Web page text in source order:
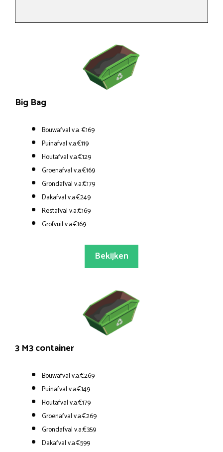
Big Bag
Bouwafval v.a. €169
Puinafval v.a.€119
Houtafval v.a.€129
Groenafval v.a.€169
Grondafval v.a.€179
Dakafval v.a.€249
Restafval v.a.€169
Grofvuil v.a.€169
Bekijken
3 M3 container
Bouwafval v.a.€269
Puinafval v.a.€149
Houtafval v.a.€179
Groenafval v.a.€269
Grondafval v.a.€359
Dakafval v.a.€599